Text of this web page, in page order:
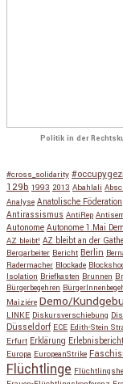
Politik in der
#cross_solidarity #occupygezi
129b 1993 2013 Abahlali
Analyse Anatolische Föderation
Antirassismus AntiRep
Autonome Autonome 1.Mai
AZ bleibt! AZ bleibt an der Gathe
Bergarbeiter Bericht Berlin
Radermacher Blockade
Isolation Briefkasten Brunnen
Bürgerbegehren
Maiziére Demo/
LINKE Diskursverschiebung
Düsseldorf ECE Edith-Stein
Erfurt Erklärung Erlebnisbericht
Europa EuropeanStrike
Flüchtlinge